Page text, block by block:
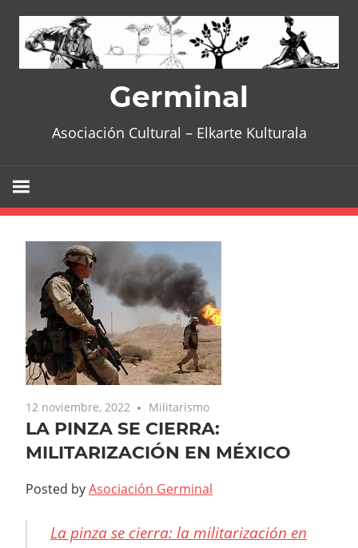
content
Germinal
Asociación Cultural – Elkarte Kulturala
12 noviembre, 2022 Militarismo
LA PINZA SE CIERRA:
MILITARIZACIÓN EN MÉXICO
Posted byAsociación Germinal
La pinza se cierra: la militarización en